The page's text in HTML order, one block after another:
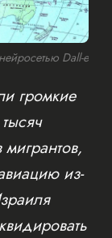
Dall-e
громкие
из-